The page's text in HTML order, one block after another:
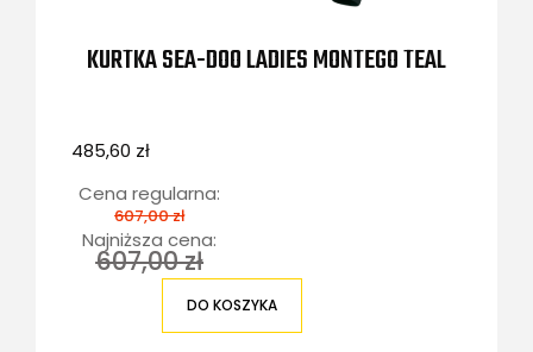
KURTKA SEA-DOO LADIES MONTEGO TEAL
485,60 zł
Cena regularna:
607,00 zł
Najniższa cena:
607,00 zł
DO KOSZYKA